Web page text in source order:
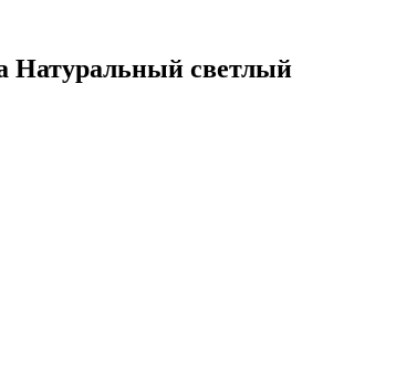
Натуральный светлый